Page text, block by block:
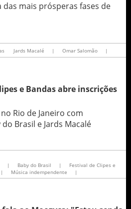
das mais prósperas fases de
Jards Macalé | Omar Salomão |
e Bandas abre inscrições
Rio de Janeiro com
Brasil e Jards Macalé
| Baby do Brasil |
Festival de Clipes e
| Música indempendente |